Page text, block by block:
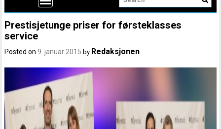
Prestisjetunge priser for førsteklasses
service
Posted on9. januar 2015 by Redaksjonen